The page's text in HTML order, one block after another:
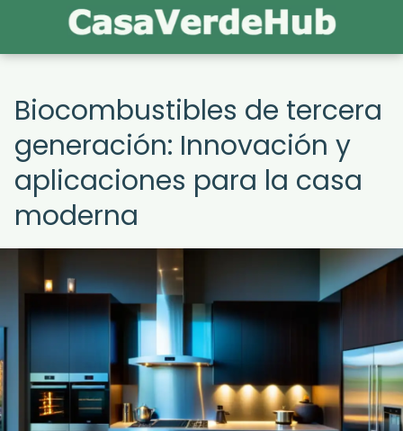
Biocombustibles de tercera
generación: Innovación y
aplicaciones para la casa
moderna